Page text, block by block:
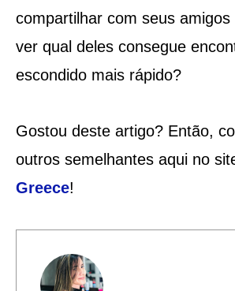
compartilhar com seus
ver qual deles consegue
escondido mais rápido?
Gostou deste artigo? Então,
outros semelhantes aqui no
Greece!